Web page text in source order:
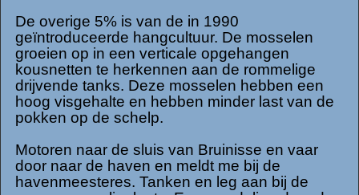
De overige 5% is van de in 1990
geïntroduceerde hangcultuur. De mosselen
groeien op in een verticale opgehangen
kousnetten te herkennen aan de rommelige
drijvende tanks. Deze mosselen hebben een
hoog visgehalte en hebben minder last van de
pokken op de schelp.
Motoren naar de sluis van Bruinisse en vaar
door naar de haven en meldt me bij de
havenmeesteres. Tanken en leg aan bij de